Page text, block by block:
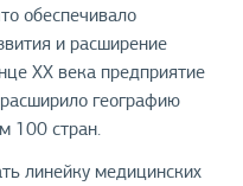
обеспечивало
и расширение
XX века предприятие
географию
100 стран.
линейку медицинских